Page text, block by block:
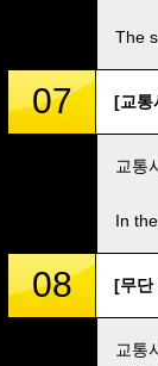
The
07 [교
교통
In
08 [무
교통